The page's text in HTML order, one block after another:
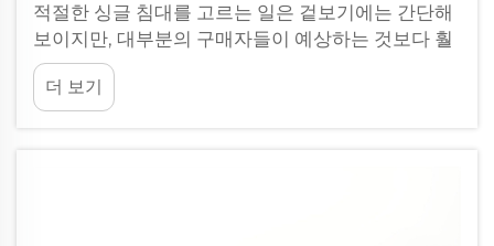
적절한 싱글 침대를 고르는 일은 겉보기에는 간단해
보이지만, 대부분의 구매자들이 예상하는 것보다 훨
씬 더 실용적인 고민을 요구하는 결정 중 하나입니
다. 싱글 침대는 공간에 맞아야 하며, 사용자의 신체
조건에 적합하고 전체 가구 배치와도 조화를 이루어
더 보기